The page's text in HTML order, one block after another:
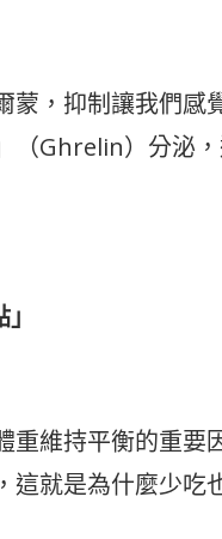
蒙，抑制讓我們
（Ghrelin）分泌
重維持平衡的重
這就是為什麼少